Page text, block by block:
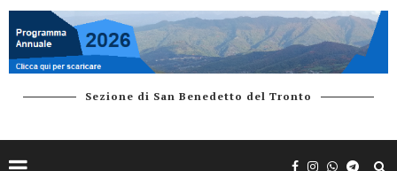
Sezione di San Benedetto del Tronto